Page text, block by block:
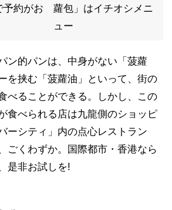
予約がお
蘿包」はイチオシメニ
ュー
ン的パンは、中身がない「菠蘿
を挟む「菠蘿油」といって、街の
べることができる。しかし、この
食べられる店は九龍側のショッピ
ーシティ」内の点心レストラン
ごくわずか。国際都市・香港なら
是非お試しを!